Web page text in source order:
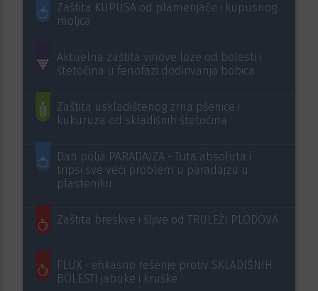
Zaštita KUPUSA od plamenjače i kupusnog
moljca
Aktuelna zaštita vinove loze od bolesti i
štetočina u fenofazi dodirivanja bobica
Zaštita uskladištenog zrna pšenice i
kukuruza od skladišnih štetočina
Dan polja PARADAJZA - Tuta absoluta i
tripsi sve veći problem u paradajzu u
plasteniku
Zaštita breskve i šljive od TRULEŽI PLODOVA
FLUX - efikasno rešenje protiv SKLADIŠNIH
BOLESTI jabuke i kruške